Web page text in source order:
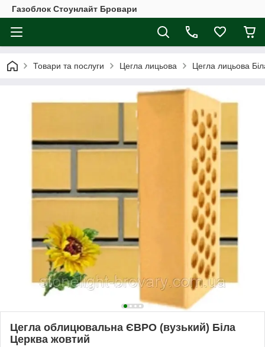
Газоблок Стоунлайт Бровари
Товари та послуги Цегла лицьова Цегла лицьова
Цегла облицювальна ЄВРО (вузький) Біла
Церква жовтий